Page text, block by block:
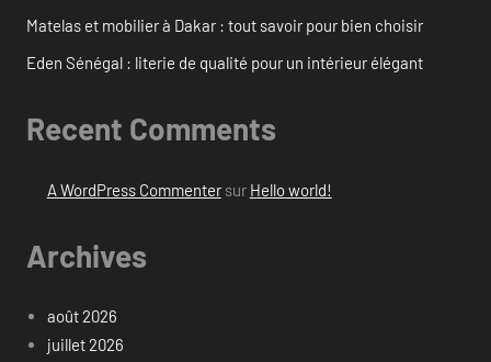
Matelas et mobilier à Dakar : tout savoir pour bien choisir
Eden Sénégal : literie de qualité pour un intérieur élégant
Recent Comments
A WordPress Commentersur Hello world!
Archives
août 2026
juillet 2026